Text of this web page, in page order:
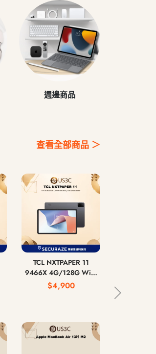
週邊商品
查看全部商品 ＞
TCL NXTPAPER 11
9466X 4G/128G WiFi
版
$4,900